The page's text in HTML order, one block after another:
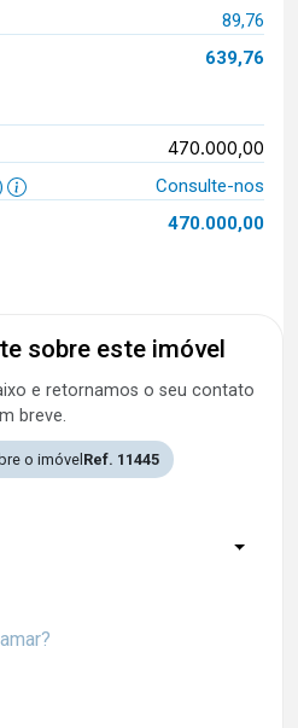
89,76
639,76
470.000,00
Consulte-nos
470.000,00
sobre este imóvel
e retornamos o seu contato
breve.
o imóvel Ref. 11445